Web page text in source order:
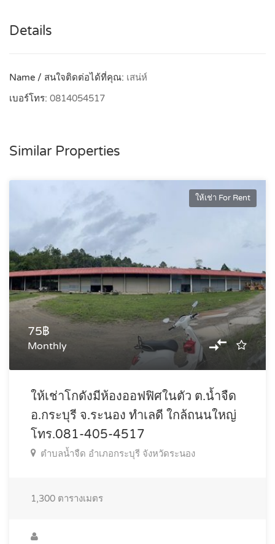
Details
Name / สนใจติดต่อได้ที่คุณ: เสน่ห์
เบอร์โทร: 0814054517
Similar Properties
ให้เช่า For Rent
75฿
Monthly
ให้เช่าโกดังมีห้องออฟฟิศในตัว ต.น้ำจืด
อ.กระบุรี จ.ระนอง ทำเลดี ใกล้ถนนใหญ่
โทร.081-405-4517
ตำบลน้ำจืด อำเภอกระบุรี จังหวัดระนอง
1,300 ตารางเมตร